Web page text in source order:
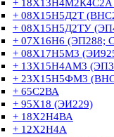
+
+ 08Х15Н5Д2Т
+ 08Х15Н5Д2ТУ
+ 07Х16Н6 (ЭП288;
+ 08Х17Н5М3
+ 13Х15Н4АМ3
+ 23Х15Н5ФМ3
+ 65С2ВА
+ 95Х18 (ЭИ229)
+ 18Х2Н4ВА
+ 12Х2Н4А